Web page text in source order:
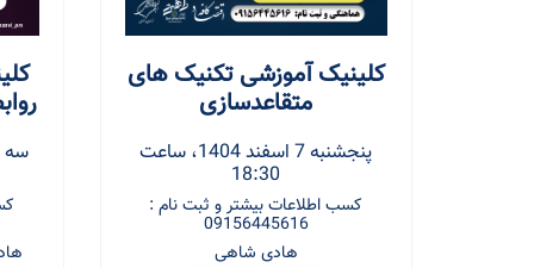
کلینیک آموزشی تکنیک های
متقاعدسازی
پنجشنبه 7 اسفند 1404، ساعت
18:30
کسب اطلاعات بیشتر و ثبت نام :
09156445616
هادی شاهی